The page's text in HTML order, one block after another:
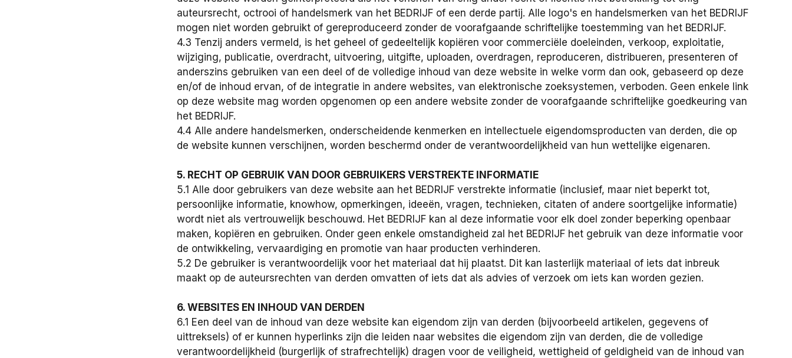
auteursrecht, octrooi of handelsmerk van het BEDRIJF of een derde partij. Alle logo's en handelsmerken van het BEDRIJF
mogen niet worden gebruikt of gereproduceerd zonder de voorafgaande schriftelijke toestemming van het BEDRIJF.
4.3 Tenzij anders vermeld, is het geheel of gedeeltelijk kopiëren voor commerciële doeleinden, verkoop, exploitatie,
wijziging, publicatie, overdracht, uitvoering, uitgifte, uploaden, overdragen, reproduceren, distribueren, presenteren of
anderszins gebruiken van een deel of de volledige inhoud van deze website in welke vorm dan ook, gebaseerd op deze
en/of de inhoud ervan, of de integratie in andere websites, van elektronische zoeksystemen, verboden. Geen enkele link
op deze website mag worden opgenomen op een andere website zonder de voorafgaande schriftelijke goedkeuring van
het BEDRIJF.
4.4 Alle andere handelsmerken, onderscheidende kenmerken en intellectuele eigendomsproducten van derden, die op
de website kunnen verschijnen, worden beschermd onder de verantwoordelijkheid van hun wettelijke eigenaren.
5. RECHT OP GEBRUIK VAN DOOR GEBRUIKERS VERSTREKTE INFORMATIE
5.1 Alle door gebruikers van deze website aan het BEDRIJF verstrekte informatie (inclusief, maar niet beperkt tot,
persoonlijke informatie, knowhow, opmerkingen, ideeën, vragen, technieken, citaten of andere soortgelijke informatie)
wordt niet als vertrouwelijk beschouwd. Het BEDRIJF kan al deze informatie voor elk doel zonder beperking openbaar
maken, kopiëren en gebruiken. Onder geen enkele omstandigheid zal het BEDRIJF het gebruik van deze informatie voor
de ontwikkeling, vervaardiging en promotie van haar producten verhinderen.
5.2 De gebruiker is verantwoordelijk voor het materiaal dat hij plaatst. Dit kan lasterlijk materiaal of iets dat inbreuk
maakt op de auteursrechten van derden omvatten of iets dat als advies of verzoek om iets kan worden gezien.
6. WEBSITES EN INHOUD VAN DERDEN
6.1 Een deel van de inhoud van deze website kan eigendom zijn van derden (bijvoorbeeld artikelen, gegevens of
uittreksels) of er kunnen hyperlinks zijn die leiden naar websites die eigendom zijn van derden, die de volledige
verantwoordelijkheid (burgerlijk of strafrechtelijk) dragen voor de veiligheid, wettigheid of geldigheid van de inhoud van